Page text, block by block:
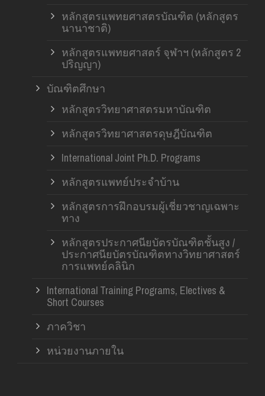
หลักสูตรแพทยศาสตรบัณฑิต (หลักสูตร
นานาชาติ)
หลักสูตรแพทยศาสตร์ จุฬาฯ (หลักสูตร 2
ปริญญา)
บัณฑิตศึกษา
หลักสูตรวิทยาศาสตรมหาบัณฑิต
หลักสูตรวิทยาศาสตรดุษฎีบัณฑิต
International Joint Ph.D. Programs
หลักสูตรแพทย์ประจำบ้าน
หลักสูตรการฝึกอบรมผู้เชี่ยวชาญเฉพาะ
ทาง
หลักสูตรประกาศนียบัตรบัณฑิตชั้นสูง /
ประกาศนียบัตรบัณฑิตทางวิทยาศาสตร์
การแพทย์คลินิก
International Training Programs, Electives &
Short Courses
ภาควิชา
หน่วยงานภายใน